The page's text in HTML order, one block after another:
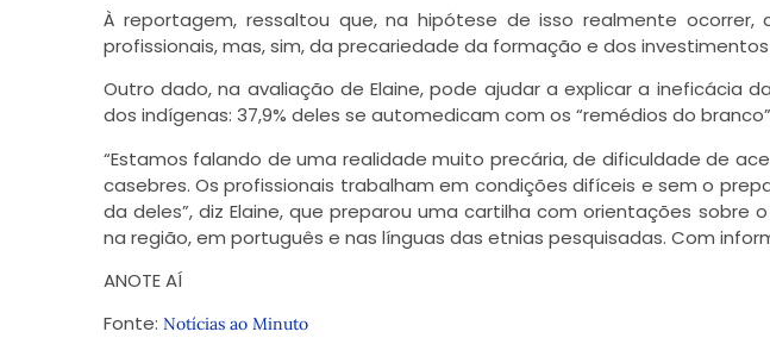
À reportagem, ressaltou que, na hipótese de isso realmente
profissionais, mas, sim, da precariedade da formação e dos
Outro dado, na avaliação de Elaine, pode ajudar a explicar a ineficácia
dos indígenas: 37,9% deles se automedicam com os “remédios do
“Estamos falando de uma realidade muito precária, de dificuldade de
casebres. Os profissionais trabalham em condições difíceis e sem o
da deles”, diz Elaine, que preparou uma cartilha com orientações
na região, em português e nas línguas das etnias pesquisadas. Com
ANOTE AÍ
Fonte: Notícias ao Minuto